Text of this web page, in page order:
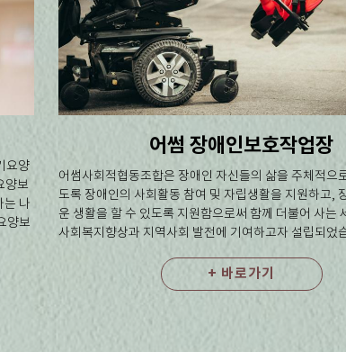
요양
양보
는 나
양보
어썸 장애인보호작업장
어썸사회적협동조합은 장애인 자신들의 삶을 주체적으
도록 장애인의 사회활동 참여 및 자립생활을 지원하고,
운 생활을 할 수 있도록 지원함으로써 함께 더불어 사는
사회복지향상과 지역사회 발전에 기여하고자 설립되었
+ 바로가기